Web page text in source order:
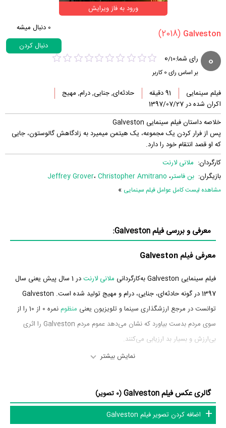
ورود به فاز ویرایش
(2018)
0 دنبال میشه
دنبال کردن
0 رای شما: 0/10
بر اساس رای 0کاربر
فیلم سینمایی 91 دقیقه
حادثه‌ای, جنایی, درام, مهیج
اکران شده در 1397/07/27
خلاصه داستان فیلم سینمایی Galveston
پس از فرار کردن یک مجموعه، یک هیتمن میمیرد به زادگاهش گالوستون، جایی
که او قصد انتقام خود را دارد.
کارگردان: ملانی لارنت
بازیگران: بن فاستر، Jeffrey Grover، Christopher Amitrano
مشاهده لیست کامل عوامل فیلم سینمایی »
معرفی و بررسی فیلم Galveston:
معرفی فیلم Galveston
فیلم سینمایی Galveston به‌کارگردانی ملانی لارنت
در 1 سال پیش یعنی سال
1397 در گونه حادثه‌ای، جنایی، درام و مهیج تولید شده است. Galveston
توانست در مرجع ارزشگذاری سینما و تلویزیون یعنی منظوم
نمره 0 از 10 را از
سوی مردم بدست بیاورد که نشان می‌دهد عموم مردم Galveston را اثری
بی‌ارزش و بسیار بد ارزیابی می‌کنند.
بازیگران فیلم Galveston چه کسانی هستند؟ در Galveston بازیگرانی چون
بن فاستردر نقش Roy،Jeffrey Grover
در نقش Dr. Finelli،
Christopher Amitranoدر نقش Jay،Mark Hicks
نمایش بیشتر
گالری عکس فیلم Galveston
(0 تصویر)
اضافه کردن تصویر فیلم Galveston